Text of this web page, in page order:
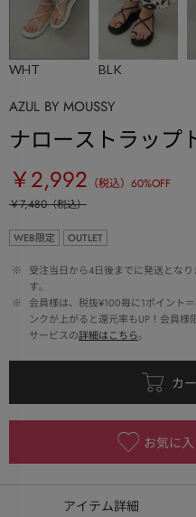
WHT BLK
AZUL BY MOUSSY
ナローストラップ
￥2,992 （税込） 60%OFF
￥7,480（税込）
WEB限定 OUTLET
※
受注当日から4日後までに発送とな
す。
※
会員様は、税抜¥100毎に1ポイント
ンクが上がると還元率もUP！会員
サービスの詳細はこちら。
お気に
アイテム詳細